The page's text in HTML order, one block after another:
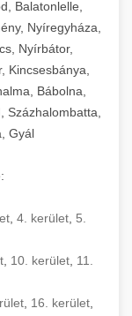
-
összes
rendszerek
figyelő
hosszú
-
biztonsági
modellek
és a
-
szükséges
sütők,
helyen
a
a
és az
Balatonlelle,
Nyíregyháza,
Nyírbátor,
Kincsesbánya,
Bábolna,
Százhalombatta,
Gyál
4. kerület 5.
, 10. kerület, 11.
16. kerület